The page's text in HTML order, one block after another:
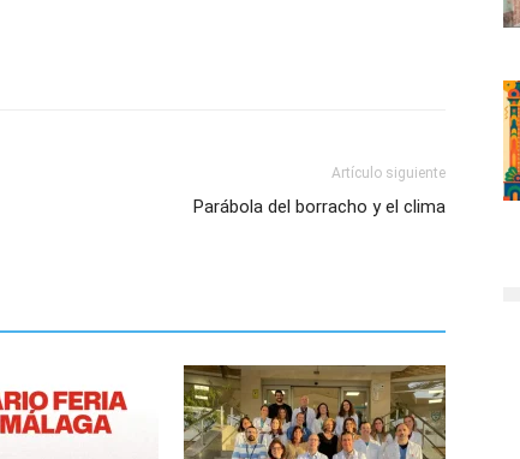
Artículo siguiente
Parábola del borracho y el clima